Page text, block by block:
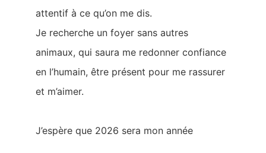
attentif à ce qu’on me dis.
Je recherche un foyer sans autres
animaux, qui saura me redonner confiance
en l’humain, être présent pour me rassurer
et m’aimer.
J’espère que 2026 sera mon année